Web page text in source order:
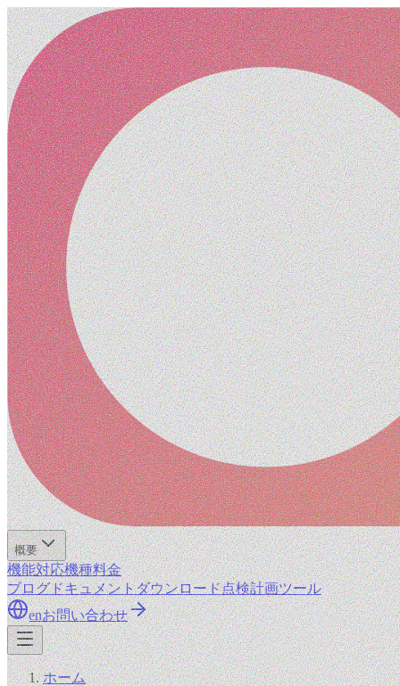
概要
機能対応機種料金
ブログドキュメントダウンロード点検計画ツール
enお問い合わせ
ホーム